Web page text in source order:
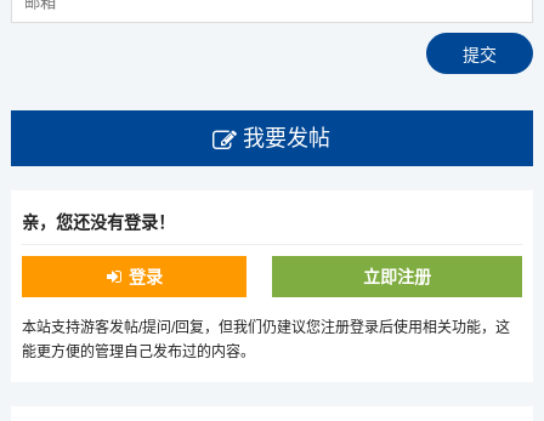
我要发帖
亲，您还没有登录！
登录 立即注册
本站支持游客发帖/提问/回复，但我们仍建议您注册登录后使用相关功能，这
能更方便的管理自己发布过的内容。